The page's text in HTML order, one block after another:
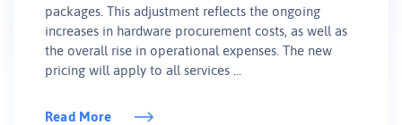
packages. This adjustment reflects the ongoing
increases in hardware procurement costs, as well as
the overall rise in operational expenses. The new
pricing will apply to all services ...
Read More